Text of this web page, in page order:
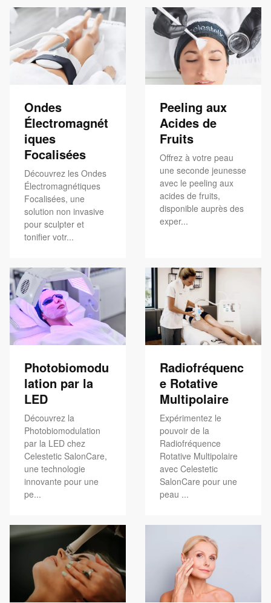
Ondes
Électromagnét
iques
Focalisées
Découvrez les Ondes
Électromagnétiques
Focalisées, une
solution non invasive
pour sculpter et
tonifier votr...
Peeling aux
Acides de
Fruits
Offrez à votre peau
une seconde jeunesse
avec le peeling aux
acides de fruits,
disponible auprès des
exper...
Photobiomodu
lation par la
LED
Découvrez la
Photobiomodulation
par la LED chez
Celestetic SalonCare,
une technologie
innovante pour une
pe...
Radiofréquenc
e Rotative
Multipolaire
Expérimentez le
pouvoir de la
Radiofréquence
Rotative Multipolaire
avec Celestetic
SalonCare pour une
peau ...